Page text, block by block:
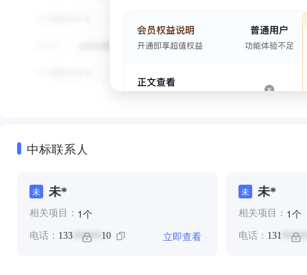
中标联系人
未 未*
相关项目： 1个
电话： 133 ****** 10 立即查看
未 未*
相关项目： 1个
电话： 131